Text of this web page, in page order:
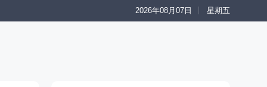
2026年08月07日 星期五